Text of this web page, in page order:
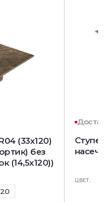
(33x120)
без
(14,5x120))
ЦВЕТ: